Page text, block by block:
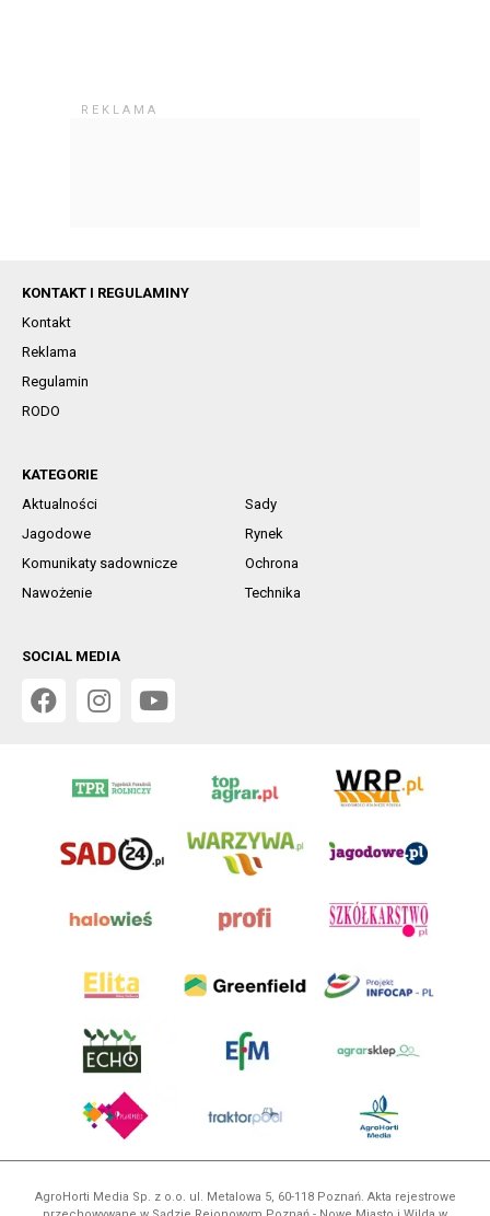
KONTAKT I REGULAMINY
Kontakt
Reklama
Regulamin
RODO
KATEGORIE
Aktualności
Sady
Jagodowe
Rynek
Komunikaty sadownicze
Ochrona
Nawożenie
Technika
SOCIAL MEDIA
AgroHorti Media Sp. z o.o. ul. Metalowa 5, 60-118 Poznań. Akta rejestrowe